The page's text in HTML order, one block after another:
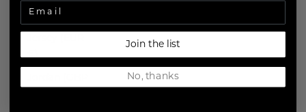
Japan (JPY ¥)
Join the list
No, thanks